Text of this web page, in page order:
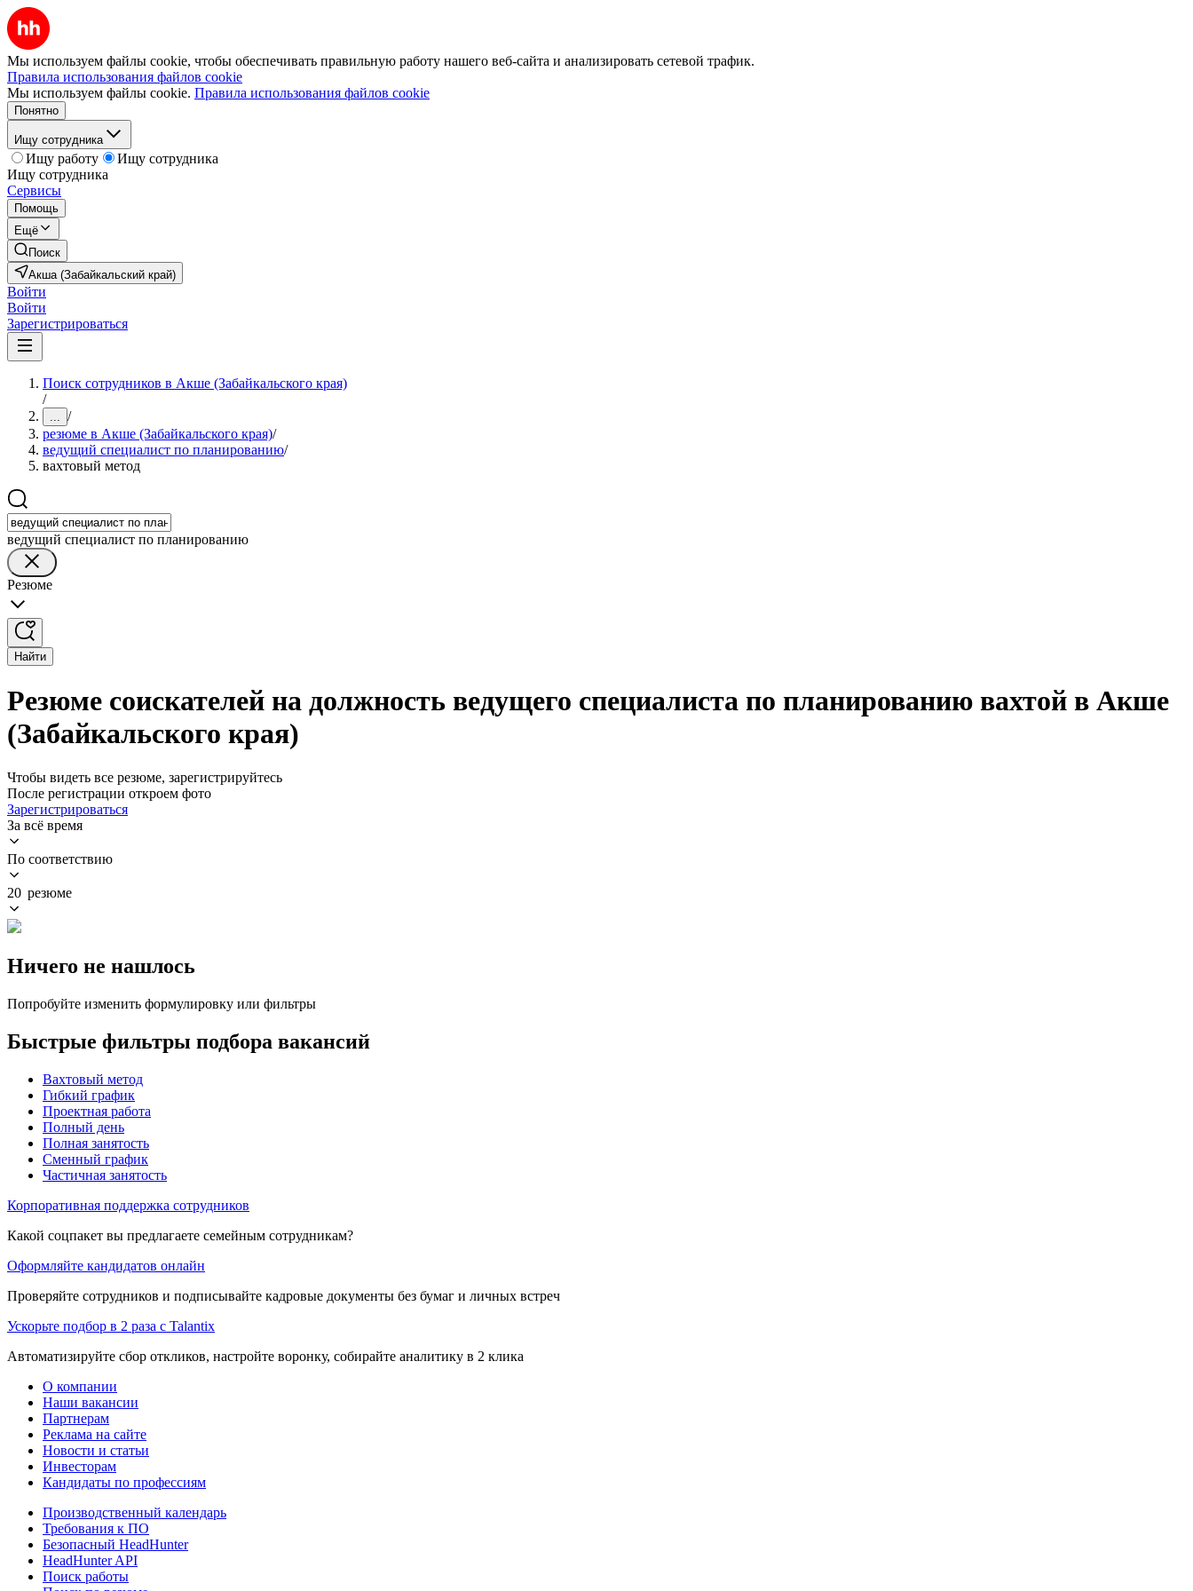
Мы используем файлы cookie, чтобы обеспечивать правильную работу нашего веб-сайта и анализировать сетевой трафик.
Правила использования файлов cookie
Мы используем файлы cookie. Правила использования файлов cookie
Понятно
Ищу сотрудника
Ищу работу
Ищу сотрудника
Ищу сотрудника
Сервисы
Помощь
Ещё
Поиск
Акша (Забайкальский край)
Войти
Войти
Зарегистрироваться
Поиск сотрудников в Акше (Забайкальского края)
/
... /
резюме в Акше (Забайкальского края)/
ведущий специалист по планированию/
вахтовый метод
ведущий специалист по планированию
Резюме
Найти
Резюме соискателей на должность ведущего специалиста по планированию вахтой в Акше
(Забайкальского края)
Чтобы видеть все резюме, зарегистрируйтесь
После регистрации откроем фото
Зарегистрироваться
За всё время
По соответствию
20 резюме
Ничего не нашлось
Попробуйте изменить формулировку или фильтры
Быстрые фильтры подбора вакансий
Вахтовый метод
Гибкий график
Проектная работа
Полный день
Полная занятость
Сменный график
Частичная занятость
Корпоративная поддержка сотрудников
Какой соцпакет вы предлагаете семейным сотрудникам?
Оформляйте кандидатов онлайн
Проверяйте сотрудников и подписывайте кадровые документы без бумаг и личных встреч
Ускорьте подбор в 2 раза с Talantix
Автоматизируйте сбор откликов, настройте воронку, собирайте аналитику в 2 клика
О компании
Наши вакансии
Партнерам
Реклама на сайте
Новости и статьи
Инвесторам
Кандидаты по профессиям
Производственный календарь
Требования к ПО
Безопасный HeadHunter
HeadHunter API
Поиск работы